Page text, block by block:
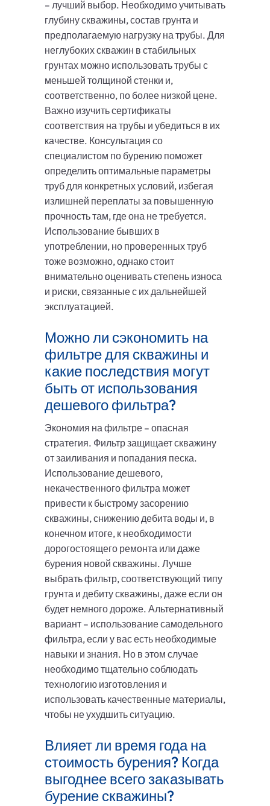
– лучший выбор. Необходимо учитывать
глубину скважины, состав грунта и
предполагаемую нагрузку на трубы. Для
неглубоких скважин в стабильных
грунтах можно использовать трубы с
меньшей толщиной стенки и,
соответственно, по более низкой цене.
Важно изучить сертификаты
соответствия на трубы и убедиться в их
качестве. Консультация со
специалистом по бурению поможет
определить оптимальные параметры
труб для конкретных условий, избегая
излишней переплаты за повышенную
прочность там, где она не требуется.
Использование бывших в
употреблении, но проверенных труб
тоже возможно, однако стоит
внимательно оценивать степень износа
и риски, связанные с их дальнейшей
эксплуатацией.
Можно ли сэкономить на
фильтре для скважины и
какие последствия могут
быть от использования
дешевого фильтра?
Экономия на фильтре – опасная
стратегия. Фильтр защищает скважину
от заиливания и попадания песка.
Использование дешевого,
некачественного фильтра может
привести к быстрому засорению
скважины, снижению дебита воды и, в
конечном итоге, к необходимости
дорогостоящего ремонта или даже
бурения новой скважины. Лучше
выбрать фильтр, соответствующий типу
грунта и дебиту скважины, даже если он
будет немного дороже. Альтернативный
вариант – использование самодельного
фильтра, если у вас есть необходимые
навыки и знания. Но в этом случае
необходимо тщательно соблюдать
технологию изготовления и
использовать качественные материалы,
чтобы не ухудшить ситуацию.
Влияет ли время года на
стоимость бурения? Когда
выгоднее всего заказывать
бурение скважины?